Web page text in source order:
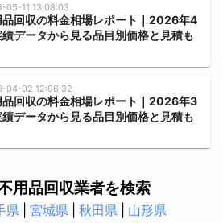
ワーホースの交換
り修理
蛇口の交換
05-11 13:08:03
品回収の料金相場レポート｜2026年4
績データから見る品目別価格と見積も
04-02 12:06:32
品回収の料金相場レポート｜2026年3
績データから見る品目別価格と見積も
用品回収業者を検索
県 宮城県 秋田県
山形県